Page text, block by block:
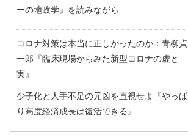
ーの地政学』を読みながら
コロナ対策は本当に正しかったのか：青柳貞
一郎『臨床現場からみた新型コロナの虚と
実』
少子化と人手不足の元凶を直視せよ『やっぱ
り高度経済成長は復活できる』